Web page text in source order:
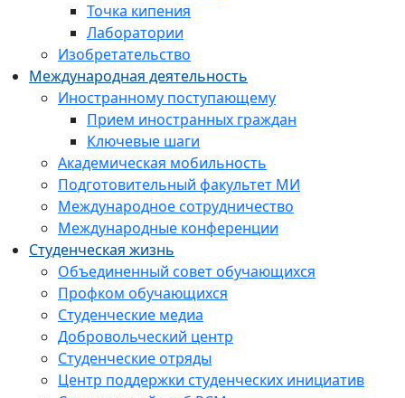
Точка кипения
Лаборатории
Изобретательство
Международная деятельность
Иностранному поступающему
Прием иностранных граждан
Ключевые шаги
Академическая мобильность
Подготовительный факультет МИ
Международное сотрудничество
Международные конференции
Студенческая жизнь
Объединенный совет обучающихся
Профком обучающихся
Студенческие медиа
Добровольческий центр
Студенческие отряды
Центр поддержки студенческих инициатив